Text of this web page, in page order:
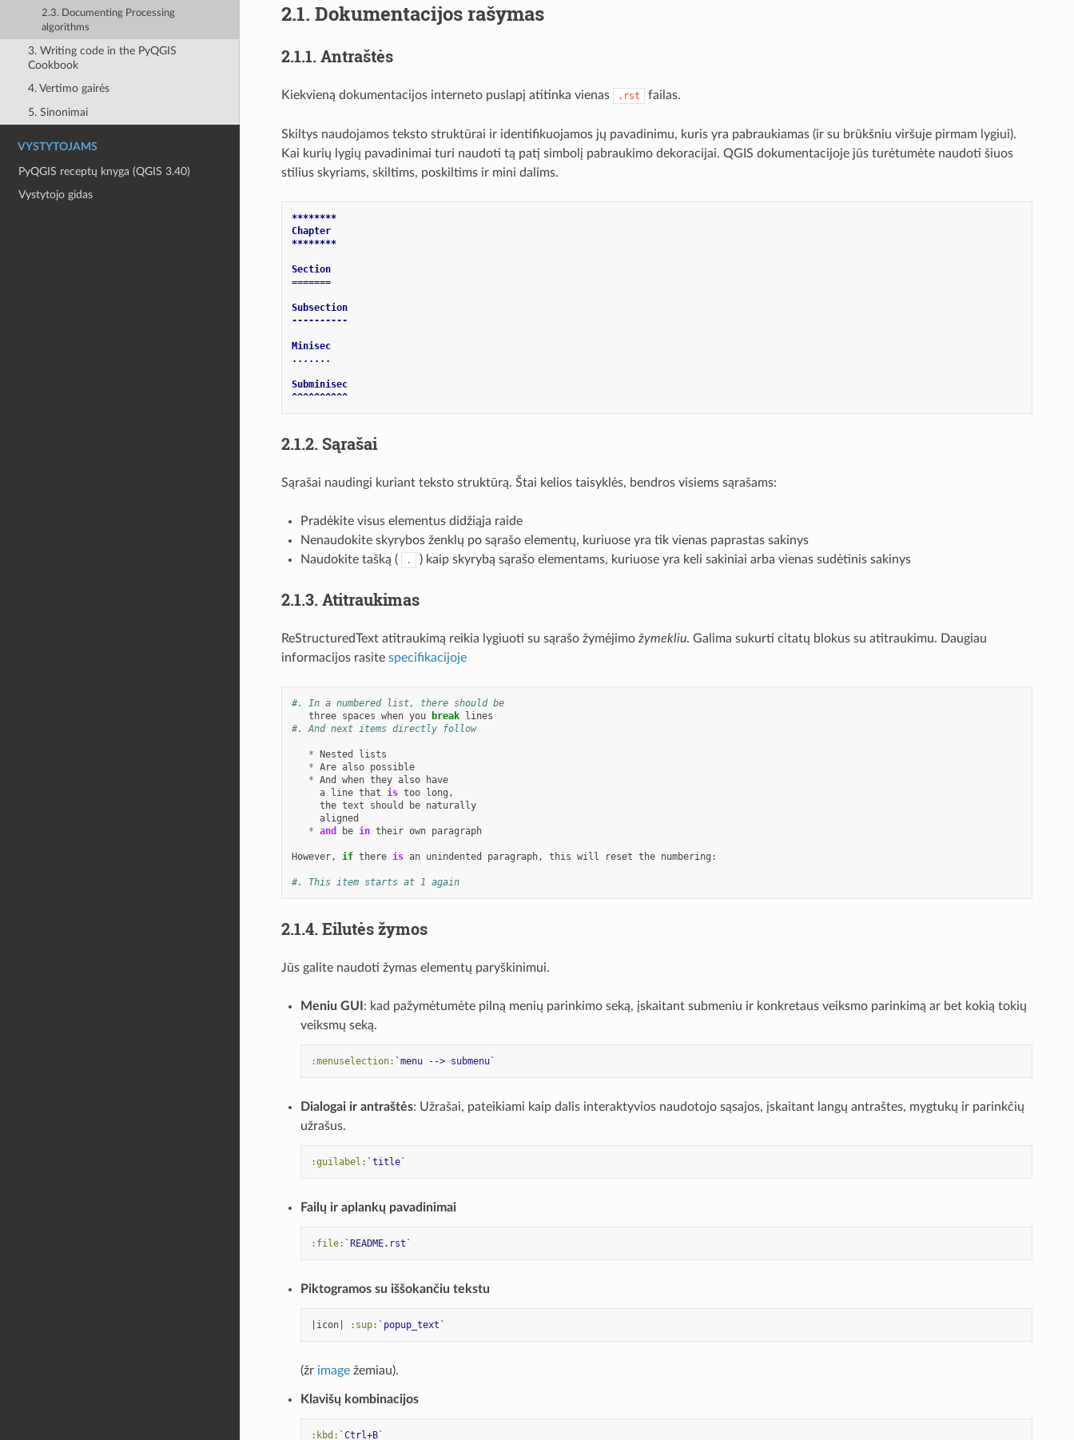
2.3. Documenting Processing
algorithms
3. Writing code in the PyQGIS
Cookbook
4. Vertimo gairės
5. Sinonimai
VYSTYTOJAMS
PyQGIS receptų knyga (QGIS 3.40)
Vystytojo gidas
2.1. Dokumentacijos rašymas
2.1.1. Antraštės
Kiekvieną dokumentacijos interneto puslapį atitinka vienas .rst failas.
Skiltys naudojamos teksto struktūrai ir identifikuojamos jų pavadinimu, kuris yra pabraukiamas (ir su brūkšniu viršuje pirmam lygiui).
Kai kurių lygių pavadinimai turi naudoti tą patį simbolį pabraukimo dekoracijai. QGIS dokumentacijoje jūs turėtumėte naudoti šiuos
stilius skyriams, skiltims, poskiltims ir mini dalims.
********
Chapter
********
Section
=======
Subsection
----------
Minisec
.......
Subminisec
^^^^^^^^^^
2.1.2. Sąrašai
Sąrašai naudingi kuriant teksto struktūrą. Štai kelios taisyklės, bendros visiems sąrašams:
Pradėkite visus elementus didžiąja raide
Nenaudokite skyrybos ženklų po sąrašo elementų, kuriuose yra tik vienas paprastas sakinys
Naudokite tašką (
. ) kaip skyrybą sąrašo elementams, kuriuose yra keli sakiniai arba vienas sudėtinis sakinys
2.1.3. Atitraukimas
ReStructuredText atitraukimą reikia lygiuoti su sąrašo žymėjimo žymekliu. Galima sukurti citatų blokus su atitraukimu. Daugiau
informacijos rasite specifikacijoje
#. In a numbered list, there should be
three spaces when you break
lines
#. And next items directly follow
* Nested
lists
* Are also possible
* And when they also
have
a
line that is too long ,
the text should be naturally
aligned
* and be in their own paragraph
However, if there is an unindented paragraph, this will reset the numbering :
#. This item starts at 1 again
2.1.4. Eilutės žymos
Jūs galite naudoti žymas elementų paryškinimui.
Meniu GUI : kad pažymėtumėte pilną menių parinkimo seką, įskaitant submeniu ir konkretaus veiksmo parinkimą ar bet kokią tokių
veiksmų seką.
:menuselection: `menu --> submenu`
Dialogai ir antraštės: Užrašai, pateikiami kaip dalis interaktyvios naudotojo sąsajos, įskaitant langų antraštes, mygtukų ir parinkčių
užrašus.
:guilabel: `title`
Failų ir aplankų pavadinimai
:file: `README.rst`
Piktogramos su iššokančiu tekstu
|icon| :sup: `popup_text`
(žr imagežemiau).
Klavišų kombinacijos
:kbd: `Ctrl+B`